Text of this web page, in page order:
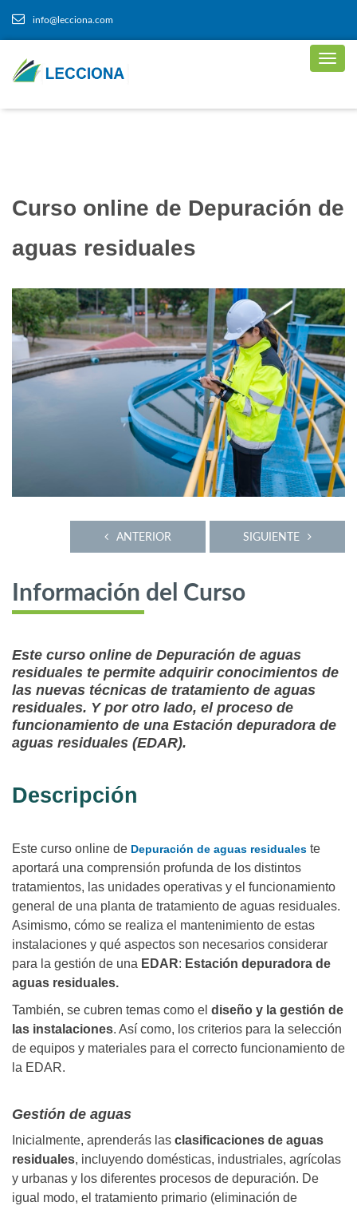
info@lecciona.com
Curso online de Depuración de
aguas residuales
SIGUIENTE
ANTERIOR
Información del Curso
Este curso online de Depuración de aguas
residuales te permite adquirir conocimientos de
las nuevas técnicas de tratamiento de aguas
residuales. Y por otro lado, el proceso de
funcionamiento de una Estación depuradora de
aguas residuales (EDAR).
Descripción
Este curso online de Depuración de aguas residuales te
aportará una comprensión profunda de los distintos
tratamientos, las unidades operativas y el funcionamiento
general de una planta de tratamiento de aguas residuales.
Asimismo, cómo se realiza el mantenimiento de estas
instalaciones y qué aspectos son necesarios considerar
para la gestión de una EDAR: Estación depuradora de
aguas residuales.
También, se cubren temas como el diseño y la gestión de
las instalaciones. Así como, los criterios para la selección
de equipos y materiales para el correcto funcionamiento de
la EDAR.
Gestión de aguas
Inicialmente, aprenderás las clasificaciones de aguas
residuales, incluyendo domésticas, industriales, agrícolas
y urbanas y los diferentes procesos de depuración. De
igual modo, el tratamiento primario (eliminación de